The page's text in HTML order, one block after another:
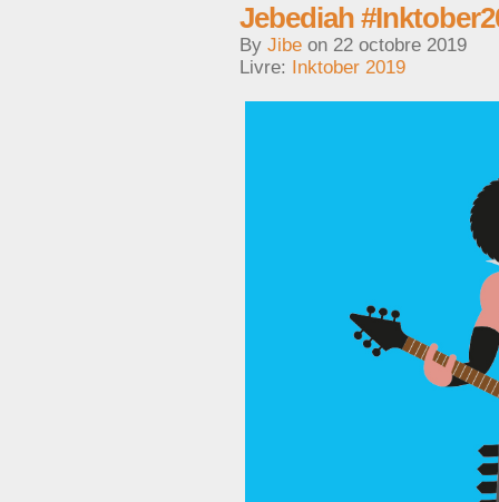
Jebediah
By Jibe on 22 octobre 2019
Livre: Inktober 2019